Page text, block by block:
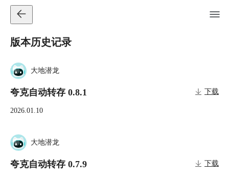
版本历史记录
大地潜龙
夸克自动转存 0.8.1 下载
2026.01.10
大地潜龙
夸克自动转存 0.7.9 下载